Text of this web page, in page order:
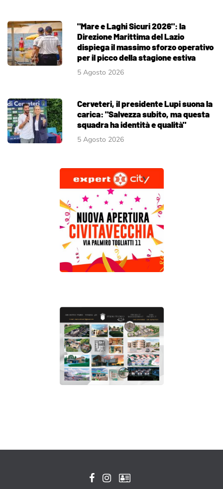
"Mare e Laghi Sicuri 2026": la
Direzione Marittima del Lazio
dispiega il massimo sforzo operativo
per il picco della stagione estiva
5 Agosto 2026
Cerveteri, il presidente Lupi suona la
carica: "Salvezza subito, ma questa
squadra ha identità e qualità"
5 Agosto 2026